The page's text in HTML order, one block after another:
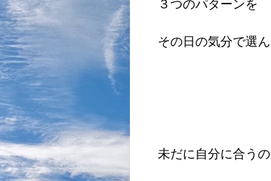
３つのパターンを
その日の気分で選
未だに自分に合う